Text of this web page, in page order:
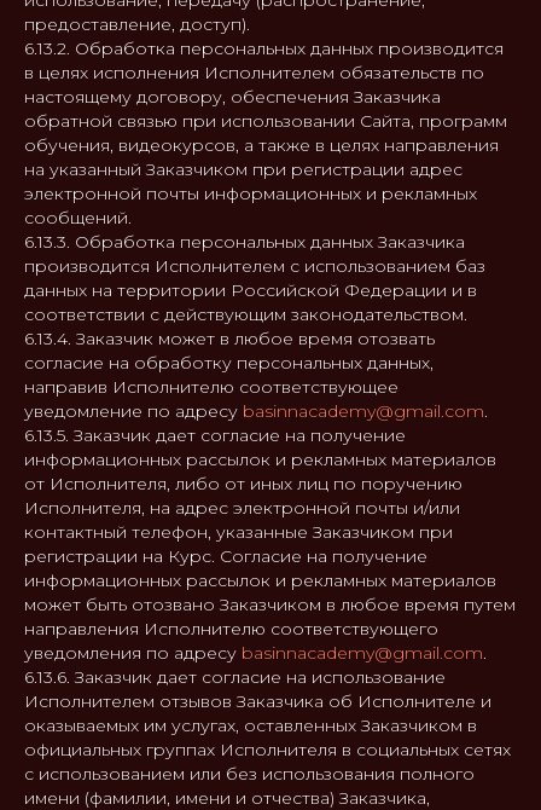
предоставление, доступ).
6.13.2. Обработка персональных данных производится
в целях исполнения Исполнителем обязательств по
настоящему договору, обеспечения Заказчика
обратной связью при использовании Сайта, программ
обучения, видеокурсов, а также в целях направления
на указанный Заказчиком при регистрации адрес
электронной почты информационных и рекламных
сообщений.
6.13.3. Обработка персональных данных Заказчика
производится Исполнителем с использованием баз
данных на территории Российской Федерации и в
соответствии с действующим законодательством.
6.13.4. Заказчик может в любое время отозвать
согласие на обработку персональных данных,
направив Исполнителю соответствующее
уведомление по адресу basinnacademy@gmail.com.
6.13.5. Заказчик дает согласие на получение
информационных рассылок и рекламных материалов
от Исполнителя, либо от иных лиц по поручению
Исполнителя, на адрес электронной почты и/или
контактный телефон, указанные Заказчиком при
регистрации на Курс. Согласие на получение
информационных рассылок и рекламных материалов
может быть отозвано Заказчиком в любое время путем
направления Исполнителю соответствующего
уведомления по адресу basinnacademy@gmail.com.
6.13.6. Заказчик дает согласие на использование
Исполнителем отзывов Заказчика об Исполнителе и
оказываемых им услугах, оставленных Заказчиком в
официальных группах Исполнителя в социальных сетях
с использованием или без использования полного
имени (фамилии, имени и отчества) Заказчика,
АНТОНА БАСИНА
basinnacademy@gmail.com
О курсе
Программа курса
Спикеры и преподаватели
Тарифы
Темы уроков
Отзывы
НАШЕ КОМЬЮНИТИ
Политика конфиденциальности
Договор-оферты
ИНДИВИДУАЛЬНЫЙ
ПРЕДПРИНИМАТЕЛЬ
БАСИН АНТОН БОРИСОВИЧ
ИНН 772800468606
ОГРН 319774600202482
Сведения об образовательной
организации
+7 916 735-57-03